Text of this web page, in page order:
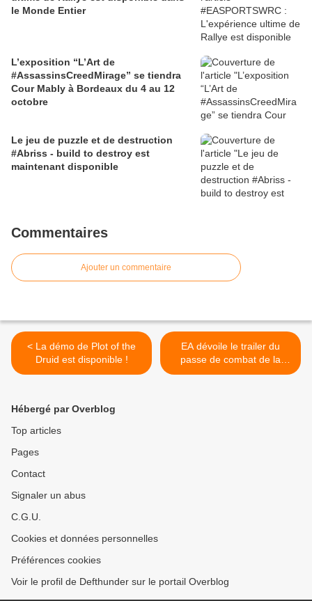
le Monde Entier
L’exposition “L’Art de
#AssassinsCreedMirage” se tiendra
Cour Mably à Bordeaux du 4 au 12
octobre
Le jeu de puzzle et de destruction
#Abriss - build to destroy est
maintenant disponible
Commentaires
Ajouter un commentaire
< La démo de Plot of the
Druid est disponible !
EA dévoile le trailer du
passe de combat de la
7ème saison d'Apex
Hébergé par Overblog
Top articles
Pages
Contact
Signaler un abus
C.G.U.
Cookies et données personnelles
Préférences cookies
Voir le profil de Defthunder sur le portail Overblog